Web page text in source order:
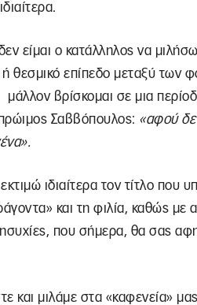
είμαι ο κατάλληλος να
θεσμικό επίπεδο μεταξύ των
μάλλον βρίσκομαι σε μια
Σαββόπουλος: «αφού
ιδιαίτερα τον τίτλο που
και τη φιλία, καθώς με
που σήμερα, θα σας
και μιλάμε στα «καφενεία»